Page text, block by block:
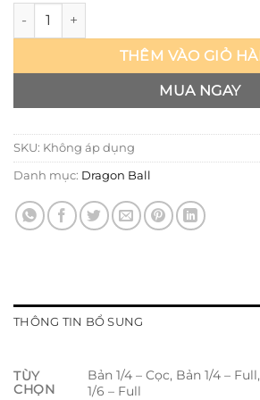
Krillin - Dragon Ball Z - LZ số lượng
THÊM VÀO GIỎ
MUA NGAY
SKU: Không áp dụng
Danh mục: Dragon Ball
THÔNG TIN BỔ SUNG
TÙY
CHỌN
Bản 1/4 – Cọc, Bản 1/4 –
1/6 – Full